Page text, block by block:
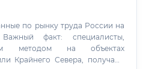
по рынку труда России на
методом на объектах
Крайнего Севера, получают